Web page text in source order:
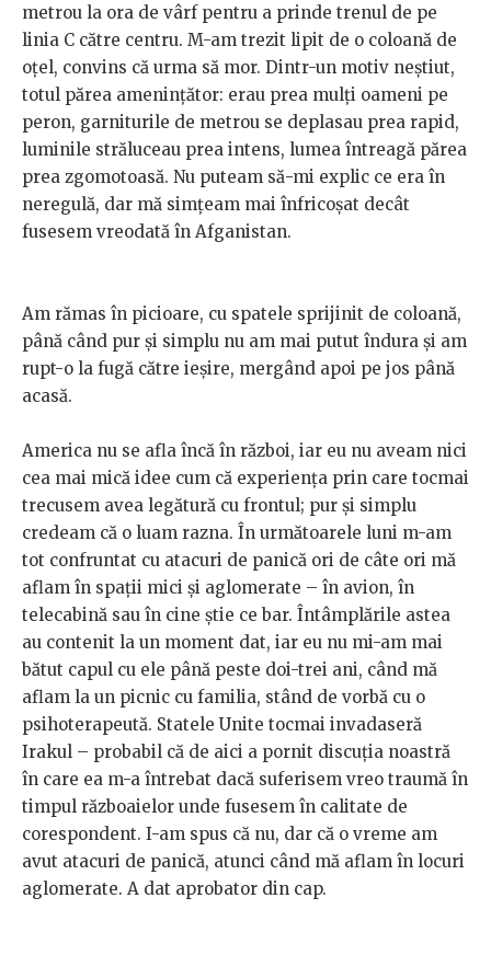
metrou la ora de vârf pentru a prinde trenul de pe
linia C către centru. M-am trezit lipit de o coloană de
oțel, convins că urma să mor. Dintr-un motiv neștiut,
totul părea amenințător: erau prea mulți oameni pe
peron, garniturile de metrou se deplasau prea rapid,
luminile străluceau prea intens, lumea întreagă părea
prea zgomotoasă. Nu puteam să-mi explic ce era în
neregulă, dar mă simțeam mai înfricoșat decât
fusesem vreodată în Afganistan.
Am rămas în picioare, cu spatele sprijinit de coloană,
până când pur și simplu nu am mai putut îndura și am
rupt-o la fugă către ieșire, mergând apoi pe jos până
acasă.
America nu se afla încă în război, iar eu nu aveam nici
cea mai mică idee cum că experiența prin care tocmai
trecusem avea legătură cu frontul; pur și simplu
credeam că o luam razna. În următoarele luni m-am
tot confruntat cu atacuri de panică ori de câte ori mă
aflam în spații mici și aglomerate – în avion, în
telecabină sau în cine știe ce bar. Întâmplările astea
au contenit la un moment dat, iar eu nu mi-am mai
bătut capul cu ele până peste doi-trei ani, când mă
aflam la un picnic cu familia, stând de vorbă cu o
psihoterapeută. Statele Unite tocmai invadaseră
Irakul – probabil că de aici a pornit discuția noastră
în care ea m-a întrebat dacă suferisem vreo traumă în
timpul războaielor unde fusesem în calitate de
corespondent. I-am spus că nu, dar că o vreme am
avut atacuri de panică, atunci când mă aflam în locuri
aglomerate. A dat aprobator din cap.